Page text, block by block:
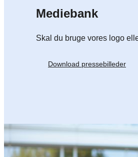
Mediebank
Skal du bruge vores logo
Download pressebilleder